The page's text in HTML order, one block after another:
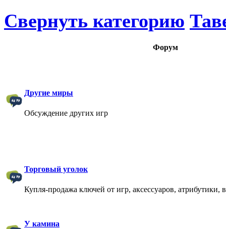
Свернуть категорию
Форум
Другие миры
Обсуждение других игр
Торговый уголок
Купля-продажа ключей от игр, аксессуаров, атрибутики,
У камина